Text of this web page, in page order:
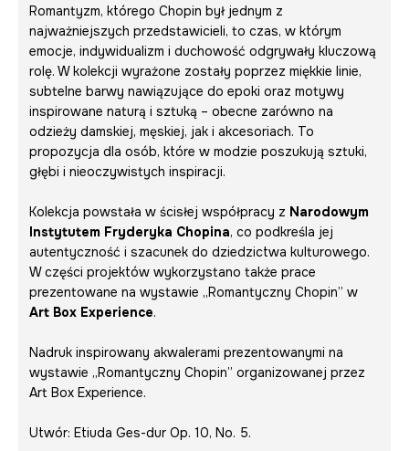
Romantyzm, którego Chopin był jednym z
najważniejszych przedstawicieli, to czas, w którym
emocje, indywidualizm i duchowość odgrywały kluczową
rolę. W kolekcji wyrażone zostały poprzez miękkie linie,
subtelne barwy nawiązujące do epoki oraz motywy
inspirowane naturą i sztuką – obecne zarówno na
odzieży damskiej, męskiej, jak i akcesoriach. To
propozycja dla osób, które w modzie poszukują sztuki,
głębi i nieoczywistych inspiracji.
Kolekcja powstała w ścisłej współpracy z Narodowym
Instytutem Fryderyka Chopina, co podkreśla jej
autentyczność i szacunek do dziedzictwa kulturowego.
W części projektów wykorzystano także prace
prezentowane na wystawie „Romantyczny Chopin” w
Art Box Experience.
Nadruk inspirowany akwalerami prezentowanymi na
wystawie „Romantyczny Chopin” organizowanej przez
Art Box Experience.
Utwór: Etiuda Ges-dur Op. 10, No. 5.